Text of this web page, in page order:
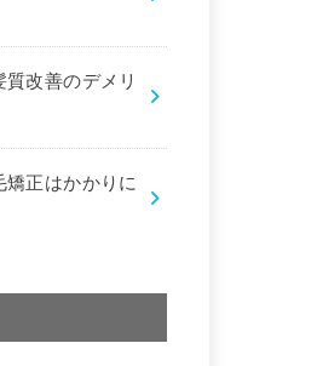
質改善のデメリ
矯正はかかりに